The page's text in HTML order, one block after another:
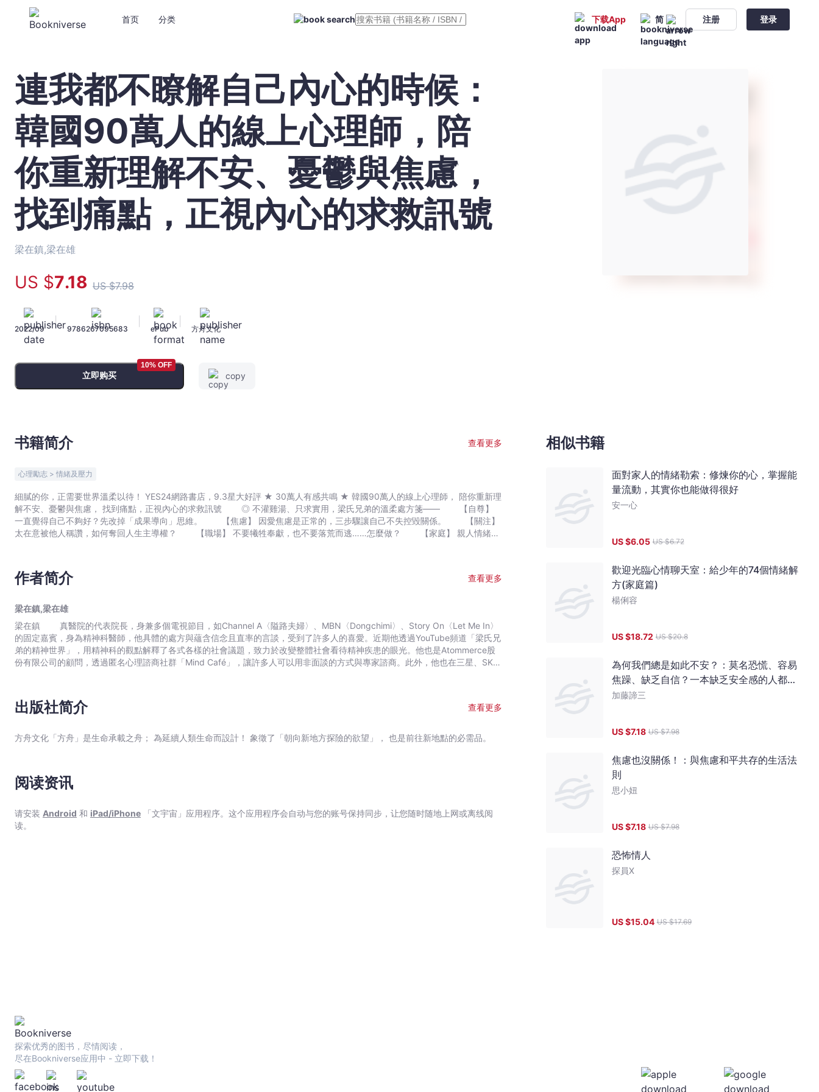
首页 分类 下载App 简 注册 登录
連
都
不
瞭
解
自
己
內
心
候：
國
萬
人
的
上
心
你
新
解
不
安、
與
焦
慮，
到
痛
點，
內
的
訊
號
-
梁
連我都不瞭解自己內心的時候：
韓國90萬人的線上心理師，陪
你重新理解不安、憂鬱與焦慮，
找到痛點，正視內心的求救訊號
梁在鎮,梁在雄
US $7.18 US $7.98
2022/09
|
9786267095683 ePub 方舟文化
立即购买
10% OFF
copy
书籍简介 查看更多
心理勵志 > 情緒及壓力
細膩的你，正需要世界溫柔以待！ YES24網路書店，9.3星大好評 ★ 30萬人有感共鳴 ★ 韓國90萬人的線上心理師， 陪你重新理
解不安、憂鬱與焦慮， 找到痛點，正視內心的求救訊號 ◎ 不灌雞湯、只求實用，梁氏兄弟的溫柔處方箋—— 【自尊】
一直覺得自己不夠好？先改掉「成果導向」思維。 【焦慮】 因愛焦慮是正常的，三步驟讓自己不失控毀關係。 【關注】
太在意被他人稱讚，如何奪回人生主導權？ 【職場】 不要犧牲奉獻，也不要落荒而逃……怎麼做？ 【家庭】 親人情緒勒
被人討厭，但處心積慮的結果是逐漸對自己失去信心；在家中處處退讓，卻依然被情緒勒索，沒人感謝；職場上備受責難、找碴，
屢換工作也未見改善；情感上全心付出，非但得不到等值關懷，甚至換來貶低和暴力…… 你是不是也常感覺這個世界對你太
得天翻地覆。 難道，除了等待世界與他人的溫柔善良，我們真的束手無策了嗎？ 不，當然不。 ★ 擁抱「內心痛
解難題的關鍵，全部都在我們自己的心中——重點只在於，該如何正確地找到它。 有時候，想要獨自找到內心解方頗為困難
——不過別擔心，本書蒐羅了韓國頭號精神健康科醫師‧梁在鎮與梁在雄，令90萬人受用無窮，最專業的醫學／心理學處方。
在書中你可以看到兩位醫師對家庭、感情、職場、交友等煩惱所提供的生活改善方針；以及對憂鬱症、焦慮症、恐慌症等精神疾患
的詳細解說和應對。他們的實際解方與生活新視角，會引導你重新傾聽內心的求救訊號，擁抱內心痛點，還給自己尊重與溫柔。
場、人際、未來……給人生各領域煩惱的身心處方箋 【金句搶先看】 ○ 用一個人的犧牲換來的和睦，不是真正的和睦。
○ 千萬不可以愛到討厭自己！ ○ 怒氣，是一種必要時需要被傳遞給對方的情緒。 ○ 如果想要達到情緒上的獨立，
○ 因為愛而感受到焦慮不安是很正常的事。 ○ 絕對不可以忽視內心所發出的求救信號。 ○ 太長時間跟家人一起相
作者简介 查看更多
梁在鎮,梁在雄
梁在鎮 真醫院的代表院長，身兼多個電視節目，如Channel A〈隘路夫婦〉、MBN〈Dongchimi〉、Story On〈Let Me In〉
的固定嘉賓，身為精神科醫師，他具體的處方與蘊含信念且直率的言談，受到了許多人的喜愛。近期他透過YouTube頻道「梁氏兄
弟的精神世界」，用精神科的觀點解釋了各式各樣的社會議題，致力於改變整體社會看待精神疾患的眼光。他也是Atommerce股
份有限公司的顧問，透過匿名心理諮商社群「Mind Café」，讓許多人可以用非面談的方式與專家諮商。此外，他也在三星、SK、
是韓國中毒精神醫學會的終身會員。另外他也是衛生福利部指定的癌症預防宣傳大使，還因為這項功勞獲頒總統表揚獎。合著有
《被製造出來的疾病（暫譯）》、《女人靠什麼生活（暫譯）》。 梁在雄 真醫院代表院長，Channel A〈Heart Signal〉上一
之外，他也以固定嘉賓和嘉賓的身份受邀出演MBC的〈星星閃耀的夜晚〉和〈全知干涉視角〉、KBS的〈演藝家仲介〉、JTBC的
以一位人生前輩的角色，傳遞最實際的建議。 他畢業於全羅北道大學醫學系，並在亞洲大學醫院取得精神健康醫學專科醫師
宣傳大使，對增進韓國國民精神健康做出貢獻，並獲得外界認可，榮獲兩次衛生部長官表揚。著書有《今天的心情（暫譯）》。
出版社简介 查看更多
方舟文化「方舟」是生命承載之舟； 為延續人類生命而設計！ 象徵了「朝向新地方探險的欲望」， 也是前往新地點的必需品。
阅读资讯
请安装 Android 和 iPad/iPhone 「文宇宙」应用程序。这个应用程序会自动与您的账号保持同步，让您随时随地上网或离线阅
读。
相似书籍
面對家人的情緒勒索：修煉你的心，掌握能
量流動，其實你也能做得很好
安一心
US $6.05 US $6.72
歡迎光臨心情聊天室：給少年的74個情緒解
方(家庭篇)
楊俐容
US $18.72 US $20.8
為何我們總是如此不安？：莫名恐慌、容易
焦躁、缺乏自信？一本缺乏安全感的人都在
看的書
加藤諦三
US $7.18 US $7.98
焦慮也沒關係！：與焦慮和平共存的生活法
則
思小妞
US $7.18 US $7.98
恐怖情人
探員X
US $15.04 US $17.69
探索优秀的图书，尽情阅读，
尽在Bookniverse应用中 - 立即下载！